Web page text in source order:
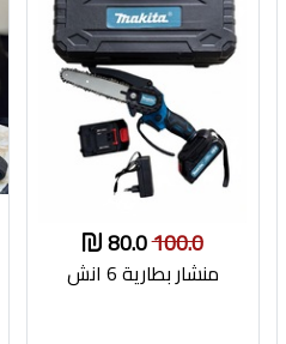
100.0
80.0
منشار بطارية 6 انش